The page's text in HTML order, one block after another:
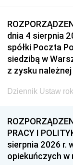
2014
2011
2008
2005
2002
1999
1993
1990
1987
dnia 4 sierpnia
spółki Poczta
siedzibą w
z zysku
Dziennik Ustaw
PRACY I
sierpnia 2026 r.
opiekuńczych